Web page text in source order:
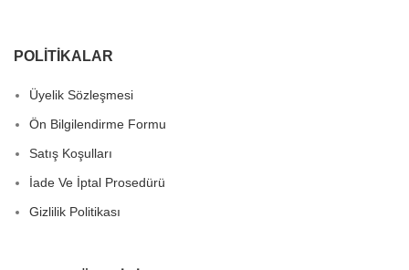
POLITIKALAR
Üyelik Sözleşmesi
Ön Bilgilendirme Formu
Satış Koşulları
İade Ve İptal Prosedürü
Gizlilik Politikası